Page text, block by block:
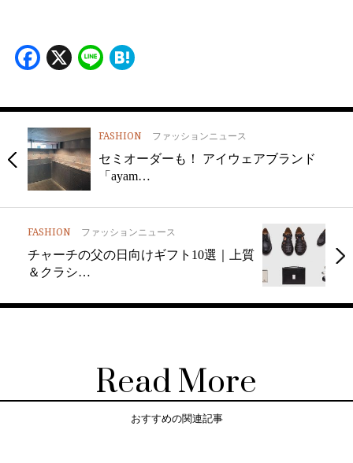
Facebook
X Line
FASHION ファッションニュース
セミオーダーも！ アイウェアブランド
「ayam…
FASHION ファッションニュース
チャーチの父の日向けギフト10選｜上質
＆クラシ…
Read More
おすすめの関連記事